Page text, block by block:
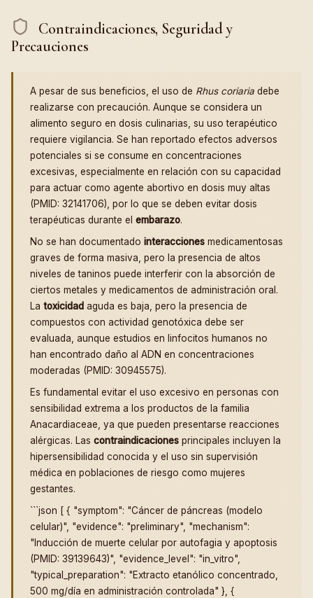
Contraindicaciones, Seguridad y
Precauciones
A pesar de sus beneficios, el uso de Rhus coriaria debe
realizarse con precaución. Aunque se considera un
alimento seguro en dosis culinarias, su uso terapéutico
requiere vigilancia. Se han reportado efectos adversos
potenciales si se consume en concentraciones
excesivas, especialmente en relación con su capacidad
para actuar como agente abortivo en dosis muy altas
(PMID: 32141706), por lo que se deben evitar dosis
terapéuticas durante el embarazo.
No se han documentado interacciones medicamentosas
graves de forma masiva, pero la presencia de altos
niveles de taninos puede interferir con la absorción de
ciertos metales y medicamentos de administración oral.
La toxicidad aguda es baja, pero la presencia de
compuestos con actividad genotóxica debe ser
evaluada, aunque estudios en linfocitos humanos no
han encontrado daño al ADN en concentraciones
moderadas (PMID: 30945575).
Es fundamental evitar el uso excesivo en personas con
sensibilidad extrema a los productos de la familia
Anacardiaceae, ya que pueden presentarse reacciones
alérgicas. Las contraindicaciones principales incluyen la
hipersensibilidad conocida y el uso sin supervisión
médica en poblaciones de riesgo como mujeres
gestantes.
```json [ { "symptom": "Cáncer de páncreas (modelo
celular)", "evidence": "preliminary", "mechanism":
"Inducción de muerte celular por autofagia y apoptosis
(PMID: 39139643)", "evidence_level": "in_vitro",
"typical_preparation": "Extracto etanólico concentrado,
500 mg/día en administración controlada" }, {